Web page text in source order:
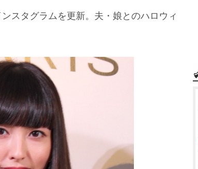
スタグラムを更新。夫・娘とのハロウィ